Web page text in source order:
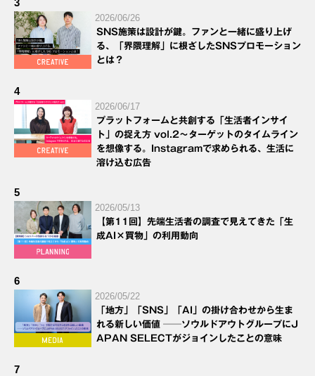
3
2026/06/26
SNS施策は設計が鍵。ファンと一緒に盛り上げ
る、「界隈理解」に根ざしたSNSプロモーション
とは？
4
2026/06/17
プラットフォームと共創する「生活者インサイ
ト」の捉え方 vol.2～ターゲットのタイムライン
を想像する。Instagramで求められる、生活に
溶け込む広告
5
2026/05/13
【第11回】先端生活者の調査で見えてきた「生
成AI×買物」の利用動向
6
2026/05/22
「地方」「SNS」「AI」の掛け合わせから生ま
れる新しい価値 ──ソウルドアウトグループにJ
APAN SELECTがジョインしたことの意味
7